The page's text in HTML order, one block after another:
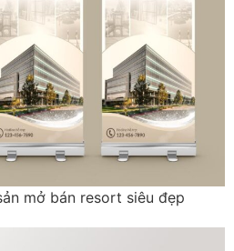
mở bán resort siêu đẹp